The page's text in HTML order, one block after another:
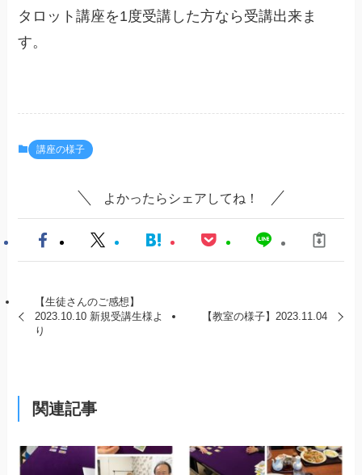
タロット講座を1度受講した方なら受講出来ま
す。
講座の様子
よかったらシェアしてね！
【生徒さんのご感想】
2023.10.10 新規受講生様よ
り
【教室の様子】2023.11.04
関連記事